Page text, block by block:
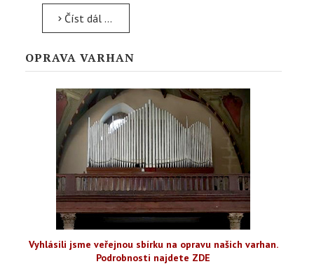
Číst dál …
OPRAVA VARHAN
Vyhlásili jsme veřejnou sbírku na opravu našich varhan.
Podrobnosti najdete ZDE